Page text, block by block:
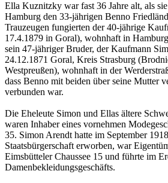
Ella Kuznitzky war fast 36 Jahre alt, als
Hamburg den 33-jährigen Benno
Trauzeugen fungierten der 40-jährige
17.4.1879 in Goral), wohnhaft in
sein 47-jähriger Bruder, der Kaufmann
24.12.1871 Goral, Kreis Strasburg
Westpreußen), wohnhaft in der
dass Benno mit beiden über seine Mutter
verbunden war.
Die Eheleute Simon und Ellas ältere
waren Inhaber eines vornehmen
35. Simon Arendt hatte im September
Staatsbürgerschaft erworben, war
Eimsbütteler Chaussee 15 und führte im
Damenbekleidungsgeschäfts.